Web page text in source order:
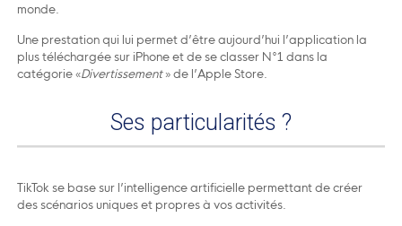
monde.
Une prestation qui lui permet d’être aujourd’hui l’application la
plus téléchargée sur iPhone et de se classer N°1 dans la
catégorie «Divertissement» de l’Apple Store.
Ses particularités ?
TikTok se base sur l’intelligence artificielle permettant de créer
des scénarios uniques et propres à vos activités.